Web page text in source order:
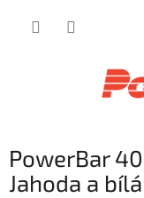
PowerBar
Jahoda a